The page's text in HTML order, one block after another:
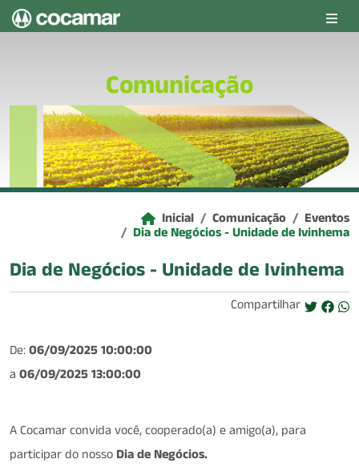
Comunicação
Inicial Comunicação Eventos
Dia de Negócios - Unidade de Ivinhema
Dia de Negócios - Unidade de Ivinhema
Compartilhar
De:06/09/2025 10:00:00
a 06/09/2025 13:00:00
A Cocamar convida você, cooperado(a) e amigo(a), para
participar do nosso Dia de Negócios.